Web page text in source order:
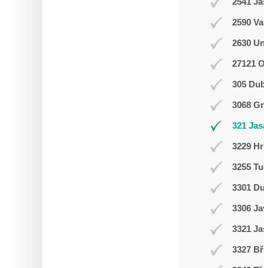
2590
2630
27121
305
3068
321
3229
3255
3301
3306
3321
3327